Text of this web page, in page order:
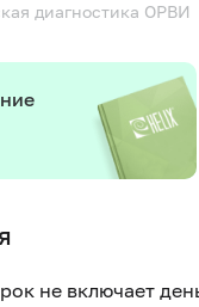
диагностика ОРВИ
не включает